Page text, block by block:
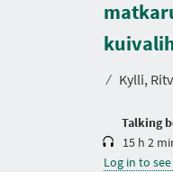
⁄ Kylli,
Talking
D
u
r
a
i
15 h 2
Log in to